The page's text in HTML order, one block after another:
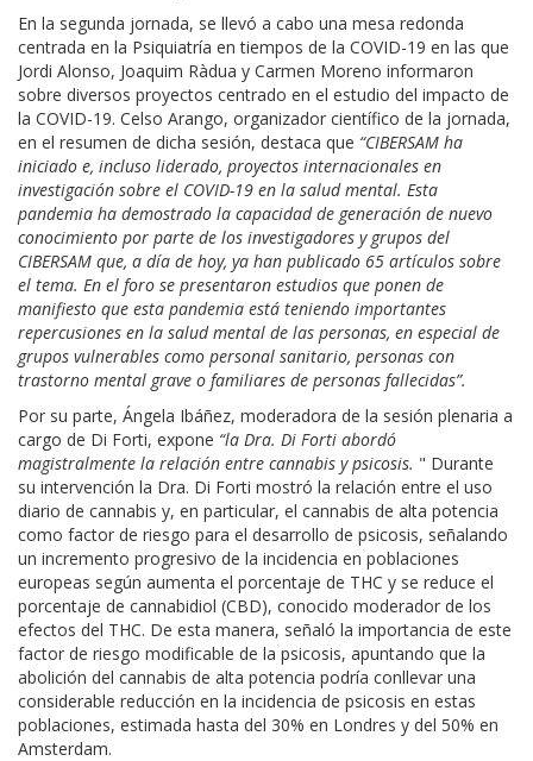
En la segunda jornada, se llevó a cabo una mesa redonda
centrada en la Psiquiatría en tiempos de la COVID-19 en las que
Jordi Alonso, Joaquim Ràdua y Carmen Moreno informaron
sobre diversos proyectos centrado en el estudio del impacto de
la COVID-19. Celso Arango, organizador científico de la jornada,
en el resumen de dicha sesión, destaca que “CIBERSAM ha
iniciado e, incluso liderado, proyectos internacionales en
investigación sobre el COVID-19 en la salud mental. Esta
pandemia ha demostrado la capacidad de generación de nuevo
conocimiento por parte de los investigadores y grupos del
CIBERSAM que, a día de hoy, ya han publicado 65 artículos sobre
el tema. En el foro se presentaron estudios que ponen de
manifiesto que esta pandemia está teniendo importantes
repercusiones en la salud mental de las personas, en especial de
grupos vulnerables como personal sanitario, personas con
trastorno mental grave o familiares de personas fallecidas”.
Por su parte, Ángela Ibáñez, moderadora de la sesión plenaria a
cargo de Di Forti, expone “la Dra. Di Forti abordó
magistralmente la relación entre cannabis y psicosis. " Durante
su intervención la Dra. Di Forti mostró la relación entre el uso
diario de cannabis y, en particular, el cannabis de alta potencia
como factor de riesgo para el desarrollo de psicosis, señalando
un incremento progresivo de la incidencia en poblaciones
europeas según aumenta el porcentaje de THC y se reduce el
porcentaje de cannabidiol (CBD), conocido moderador de los
efectos del THC. De esta manera, señaló la importancia de este
factor de riesgo modificable de la psicosis, apuntando que la
abolición del cannabis de alta potencia podría conllevar una
considerable reducción en la incidencia de psicosis en estas
poblaciones, estimada hasta del 30% en Londres y del 50% en
Amsterdam.